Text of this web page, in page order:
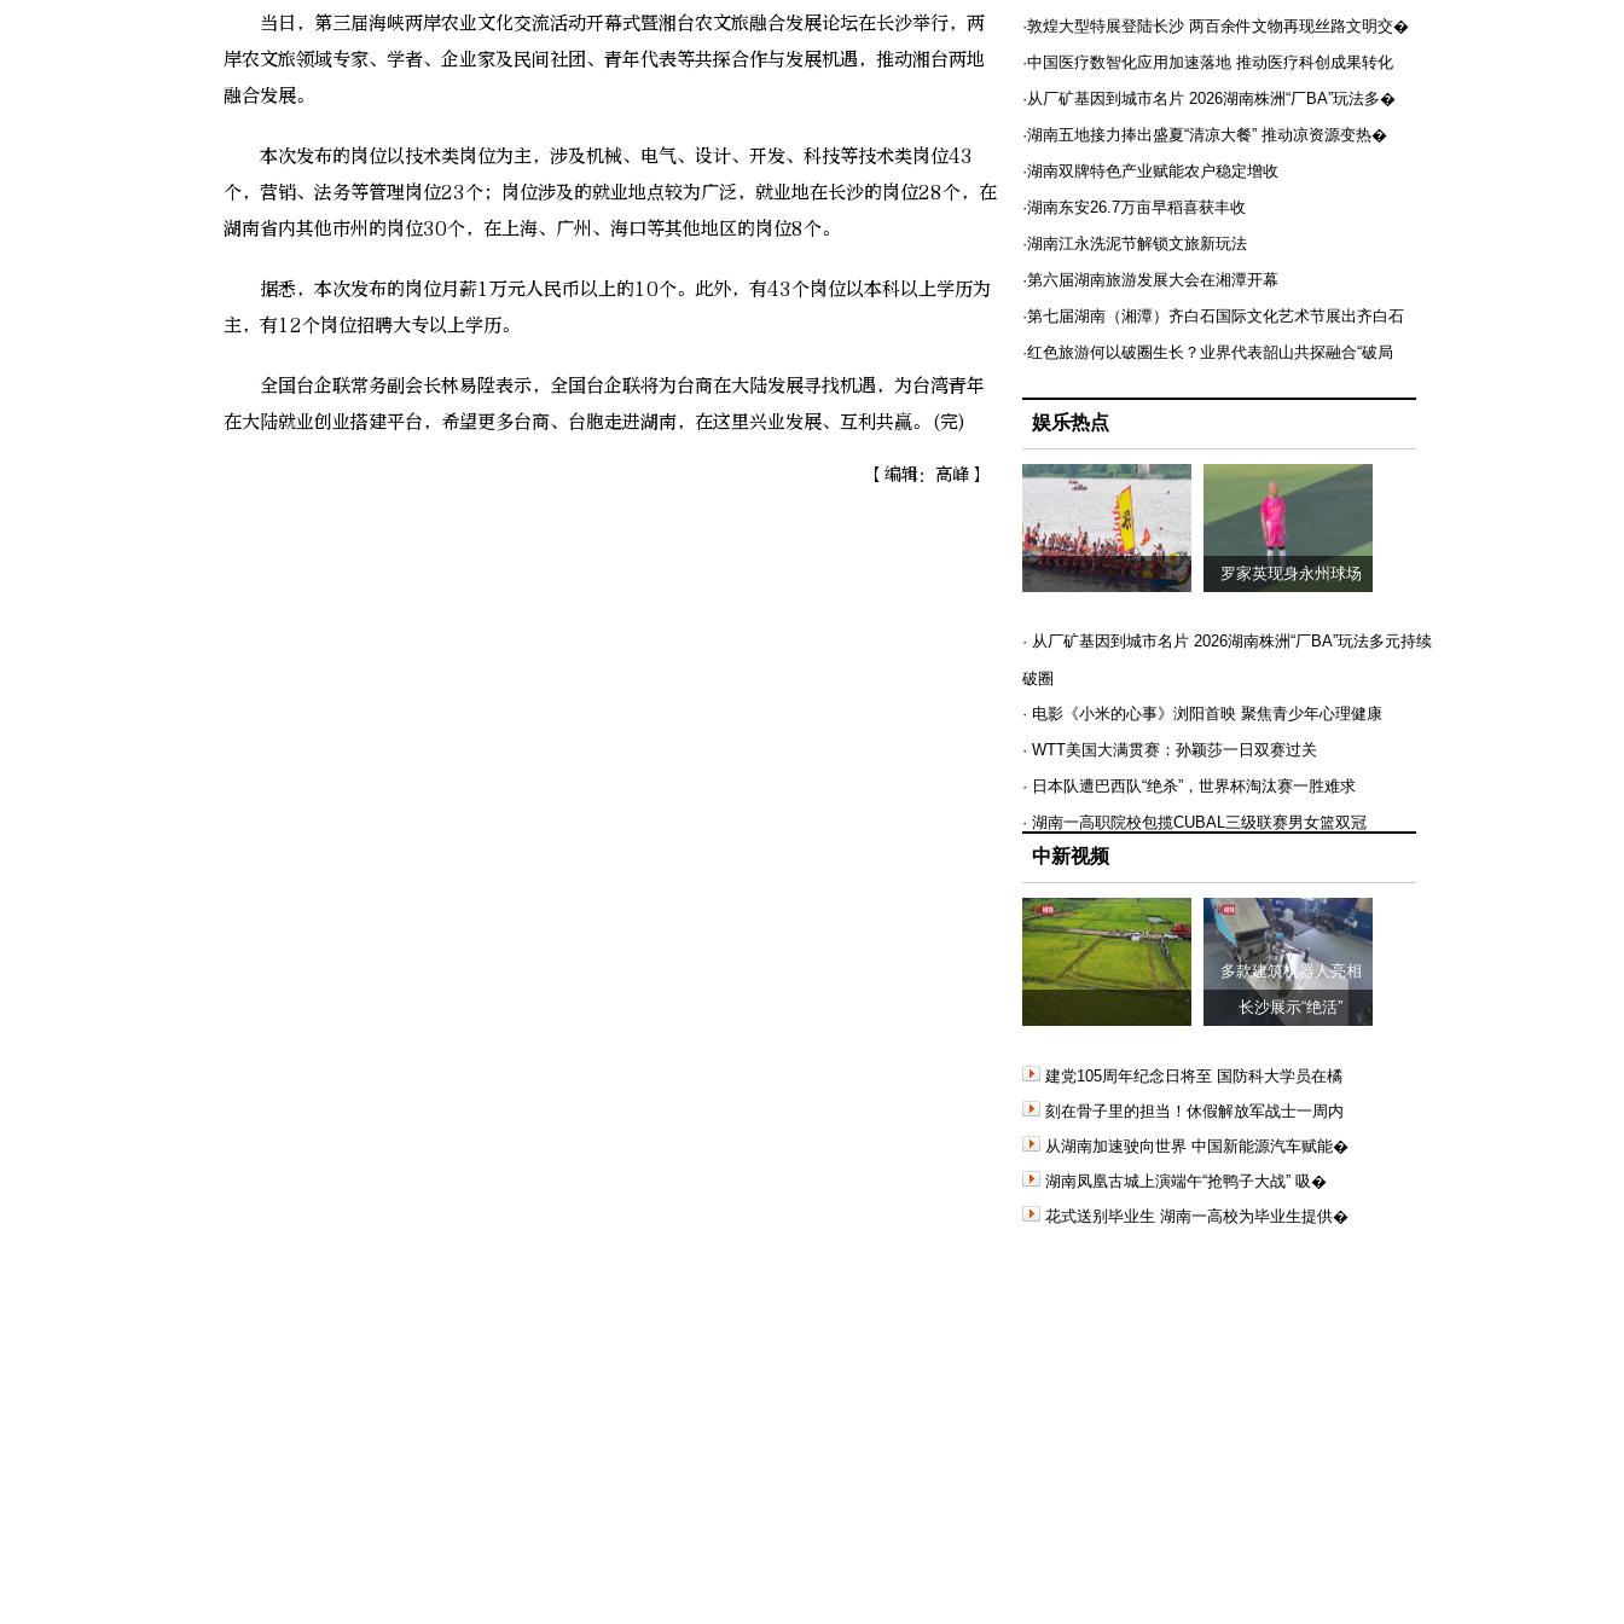
当日，第三届海峡两岸农业文化交流活动开幕式暨湘台农文旅融合发展论坛在长沙举行，两
岸农文旅领域专家、学者、企业家及民间社团、青年代表等共探合作与发展机遇，推动湘台两地
融合发展。
本次发布的岗位以技术类岗位为主，涉及机械、电气、设计、开发、科技等技术类岗位43
个，营销、法务等管理岗位23个；岗位涉及的就业地点较为广泛，就业地在长沙的岗位28个，在
湖南省内其他市州的岗位30个，在上海、广州、海口等其他地区的岗位8个。
据悉，本次发布的岗位月薪1万元人民币以上的10个。此外，有43个岗位以本科以上学历为
主，有12个岗位招聘大专以上学历。
全国台企联常务副会长林易陞表示，全国台企联将为台商在大陆发展寻找机遇，为台湾青年
在大陆就业创业搭建平台，希望更多台商、台胞走进湖南，在这里兴业发展、互利共赢。(完)
【编辑：高峰】
·敦煌大型特展登陆长沙 两百余件文物再现丝路文明交�
·中国医疗数智化应用加速落地 推动医疗科创成果转化
·从厂矿基因到城市名片 2026湖南株洲“厂BA”玩法多�
·湖南五地接力捧出盛夏“清凉大餐” 推动凉资源变热�
·湖南双牌特色产业赋能农户稳定增收
·湖南东安26.7万亩早稻喜获丰收
·湖南江永洗泥节解锁文旅新玩法
·第六届湖南旅游发展大会在湘潭开幕
·第七届湖南（湘潭）齐白石国际文化艺术节展出齐白石
·红色旅游何以破圈生长？业界代表韶山共探融合“破局
娱乐热点
罗家英现身永州球场
· 从厂矿基因到城市名片 2026湖南株洲“厂BA”玩法多元持续
破圈
· 电影《小米的心事》浏阳首映 聚焦青少年心理健康
· WTT美国大满贯赛：孙颖莎一日双赛过关
· 日本队遭巴西队“绝杀”，世界杯淘汰赛一胜难求
· 湖南一高职院校包揽CUBAL三级联赛男女篮双冠
中新视频
多款建筑机器人亮相
长沙展示“绝活”
建党105周年纪念日将至 国防科大学员在橘
刻在骨子里的担当！休假解放军战士一周内
从湖南加速驶向世界 中国新能源汽车赋能�
湖南凤凰古城上演端午“抢鸭子大战” 吸�
花式送别毕业生 湖南一高校为毕业生提供�